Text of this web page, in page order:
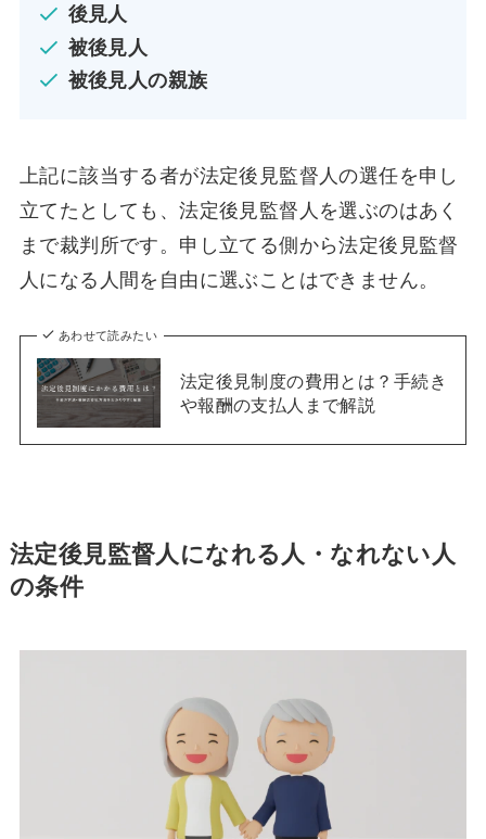
後見人
被後見人
被後見人の親族
上記に該当する者が法定後見監督人の選任を申し
立てたとしても、法定後見監督人を選ぶのはあく
まで裁判所です。申し立てる側から法定後見監督
人になる人間を自由に選ぶことはできません。
あわせて読みたい
法定後見制度の費用とは？手続き
や報酬の支払人まで解説
法定後見監督人になれる人・なれない人
の条件